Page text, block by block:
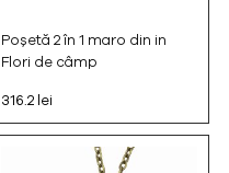
Poșetă 2 în 1 maro din in
Flori de câmp
316.2 lei